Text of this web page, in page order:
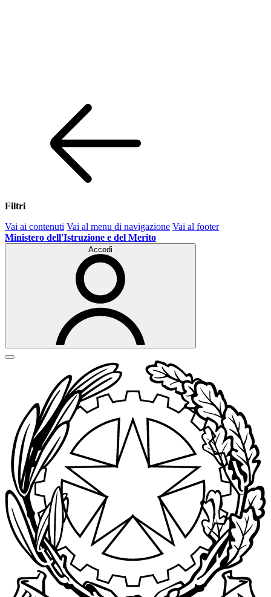
Filtri
Vai ai contenuti Vai al menu di navigazione Vai al footer
Ministero dell'Istruzione e del Merito
Accedi